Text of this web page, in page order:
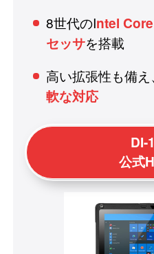
8世代のIntel
セッサを搭載
高い拡張性も備え、
軟な対応
DI-
公式